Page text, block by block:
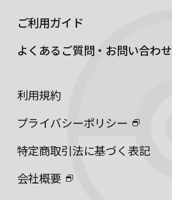
ご利用ガイド
よくあるご質問・お問い合わせ
利用規約
プライバシーポリシー
特定商取引法に基づく表記
会社概要